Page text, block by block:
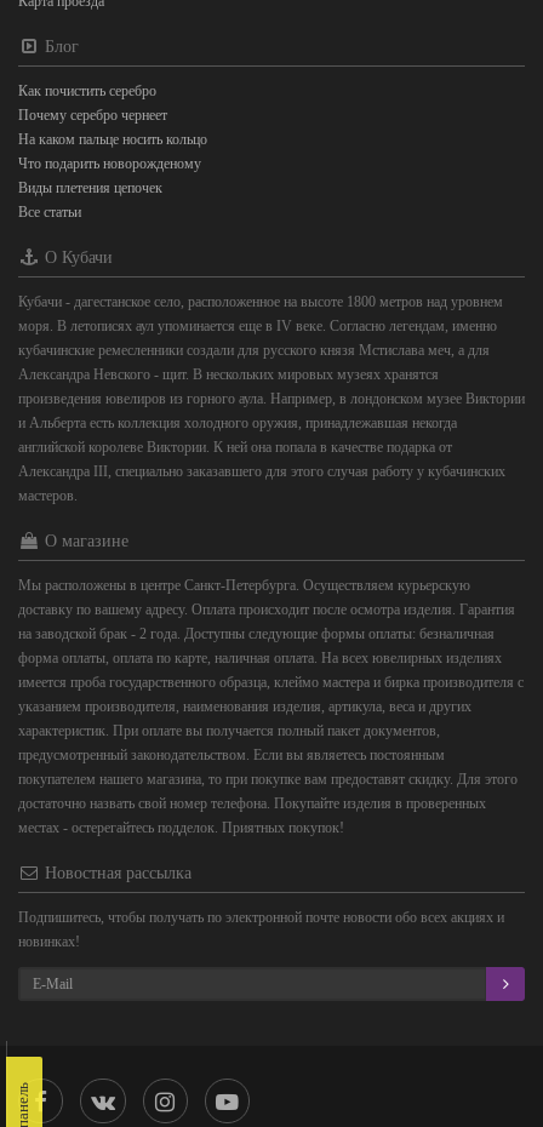
Блог
Как почистить серебро
Почему серебро чернеет
На каком пальце носить кольцо
Что подарить новорожденому
Виды плетения цепочек
Все статьи
О Кубачи
Кубачи - дагестанское село, расположенное на высоте 1800 метров над уровнем
моря. В летописях аул упоминается еще в IV веке. Согласно легендам, именно
кубачинские ремесленники создали для русского князя Мстислава меч, а для
Александра Невского - щит. В нескольких мировых музеях хранятся
произведения ювелиров из горного аула. Например, в лондонском музее Виктории
и Альберта есть коллекция холодного оружия, принадлежавшая некогда
английской королеве Виктории. К ней она попала в качестве подарка от
Александра III, специально заказавшего для этого случая работу у кубачинских
мастеров.
О магазине
Мы расположены в центре Санкт-Петербурга. Осуществляем курьерскую
доставку по вашему адресу. Оплата происходит после осмотра изделия. Гарантия
на заводской брак - 2 года. Доступны следующие формы оплаты: безналичная
форма оплаты, оплата по карте, наличная оплата. На всех ювелирных изделиях
имеется проба государственного образца, клеймо мастера и бирка производителя с
указанием производителя, наименования изделия, артикула, веса и других
характеристик. При оплате вы получается полный пакет документов,
предусмотренный законодательством. Если вы являетесь постоянным
покупателем нашего магазина, то при покупке вам предоставят скидку. Для этого
достаточно назвать свой номер телефона. Покупайте изделия в проверенных
местах - остерегайтесь подделок. Приятных покупок!
Новостная рассылка
Подпишитесь, чтобы получать по электронной почте новости обо всех акциях и
новинках!